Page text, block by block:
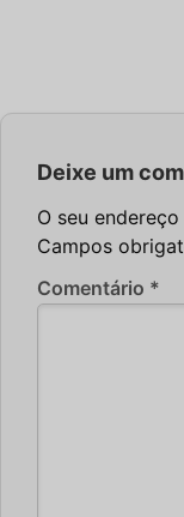
Deixe um
O seu
Campos
Comentário *